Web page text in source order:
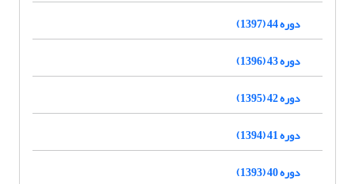
دوره 44 (1397)
دوره 43 (1396)
دوره 42 (1395)
دوره 41 (1394)
دوره 40 (1393)